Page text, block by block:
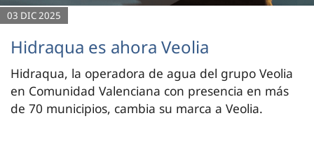
03 DIC 2025
Hidraqua es ahora Veolia
Hidraqua, la operadora de agua del grupo Veolia
en Comunidad Valenciana con presencia en más
de 70 municipios, cambia su marca a Veolia.